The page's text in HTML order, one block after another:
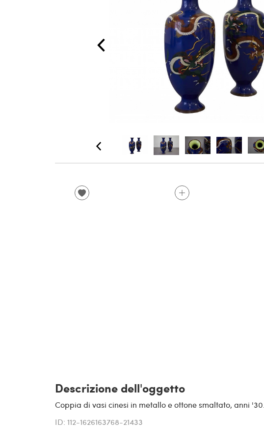
Descrizione dell'oggetto
Coppia di vasi cinesi in metallo e ottone smaltato, anni '30.
ID: 112-1626163768-21433